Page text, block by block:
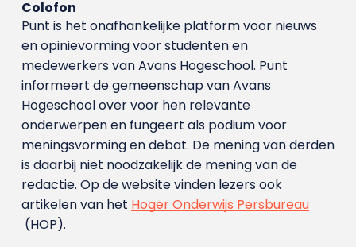
Colofon
Punt is het onafhankelijke platform voor nieuws
en opinievorming voor studenten en
medewerkers van Avans Hoge­school. Punt
informeert de gemeenschap van Avans
Hogeschool over voor hen relevante
onderwerpen en fungeert als podium voor
meningsvorming en debat. De mening van derden
is daarbij niet noodzakelijk de mening van de
redactie. Op de website vinden lezers ook
artikelen van het Hoger Onderwijs Persbureau
(HOP).